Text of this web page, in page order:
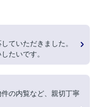
ていただきました。
たいです。
の内覧など、親切丁寧